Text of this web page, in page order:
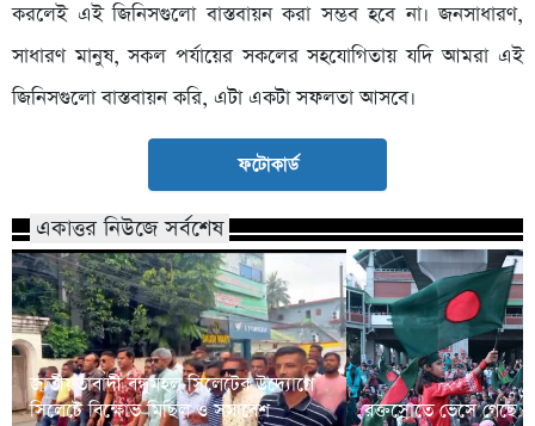
করলেই এই জিনিসগুলো বাস্তবায়ন করা সম্ভব হবে না। জনসাধারণ,
সাধারণ মানুষ, সকল পর্যায়ের সকলের সহযোগিতায় যদি আমরা এই
জিনিসগুলো বাস্তবায়ন করি, এটা একটা সফলতা আসবে।
ফটোকার্ড
একাত্তর নিউজে সর্বশেষ
জাতীয়তাবাদী বন্ধুমহল সিলেটের উদ্যোগে
সিলেটে বিক্ষোভ মিছিল ও সমাবেশ
রক্তস্রোতে ভেসে গেছে